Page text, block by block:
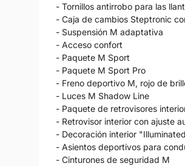
- Tornillos antirrobo para las
- Caja de cambios Steptronic
- Suspensión M adaptativa
- Acceso confort
- Paquete M Sport
- Paquete M Sport Pro
- Freno deportivo M, rojo de
- Luces M Shadow Line
- Paquete de retrovisores
- Retrovisor interior con ajuste
- Decoración interior
- Asientos deportivos para
- Cinturones de seguridad M